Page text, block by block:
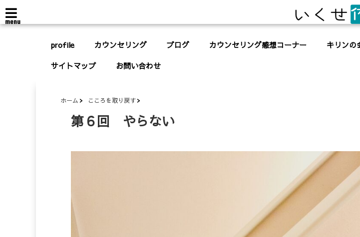
menu
profile カウンセリング ブログ カウンセリング感想コーナー キリンの
サイトマップ
お問い合わせ
ホーム こころを取り戻す
第６回 やらない